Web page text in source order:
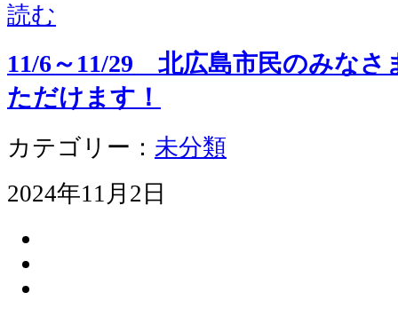
読む
11/6～11/29 北広島市民のみなさ
ただけます！
カテゴリー： 未分類
2024年11月2日